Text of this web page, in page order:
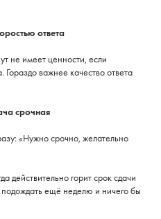
ответа
не имеет ценности, если
важнее качество ответа
срочная
«Нужно срочно, желательно
действительно горит срок сдачи
подождать ещё неделю и ничего бы